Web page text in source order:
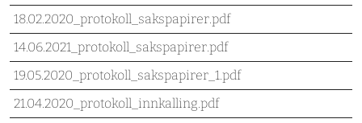
18.02.2020_protokoll_sakspapirer.pdf
14.06.2021_protokoll_sakspapirer.pdf
19.05.2020_protokoll_sakspapirer_1.pdf
21.04.2020_protokoll_innkalling.pdf